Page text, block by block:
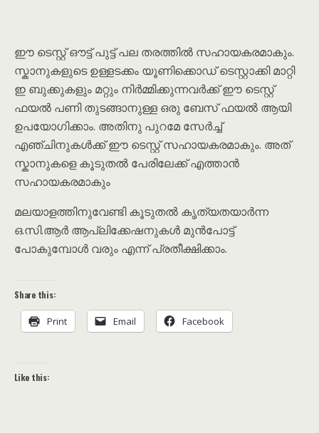
ഈ ടെസ്റ്റ് ഔട്ട് പുട്ട് പല തരത്തിൽ സഹായകരമാകും.
സ്കാനുകളുടെ ഉള്ളടക്കം യൂണിക്കൊഡ് ടെസ്റ്റാക്കി മാറ്റി
ഇ ബുക്കുകളും മറ്റും നിർമ്മിക്കുന്നവർക്ക് ഈ ടെസ്റ്റ്
ഫയൽ പണി തുടങ്ങാനുള്ള ഒരു ബേസ് ഫയൽ ആയി
ഉപയോഗിക്കാം. അതിനു പുറമേ സേർച്ച്
എഞ്ചിനുകൾക്ക് ഈ ടെസ്റ്റ് സഹായകരമാകും. അത്
സ്കാനുകളെ കൂടുതൽ പേരിലേക്ക് എത്താൻ
സഹായകരമാകും
മലയാളത്തിനുവേണ്ടി കൂടുതൽ കൃത്യതയാർന്ന
ഒ.സി.ആർ ആപ്ലിക്കേഷനുകൾ മുൻപോട്ട്
പോകുമ്പോൾ വരും എന്ന് പ്രതീക്ഷിക്കാം.
Share this:
Print Email Facebook
Like this: